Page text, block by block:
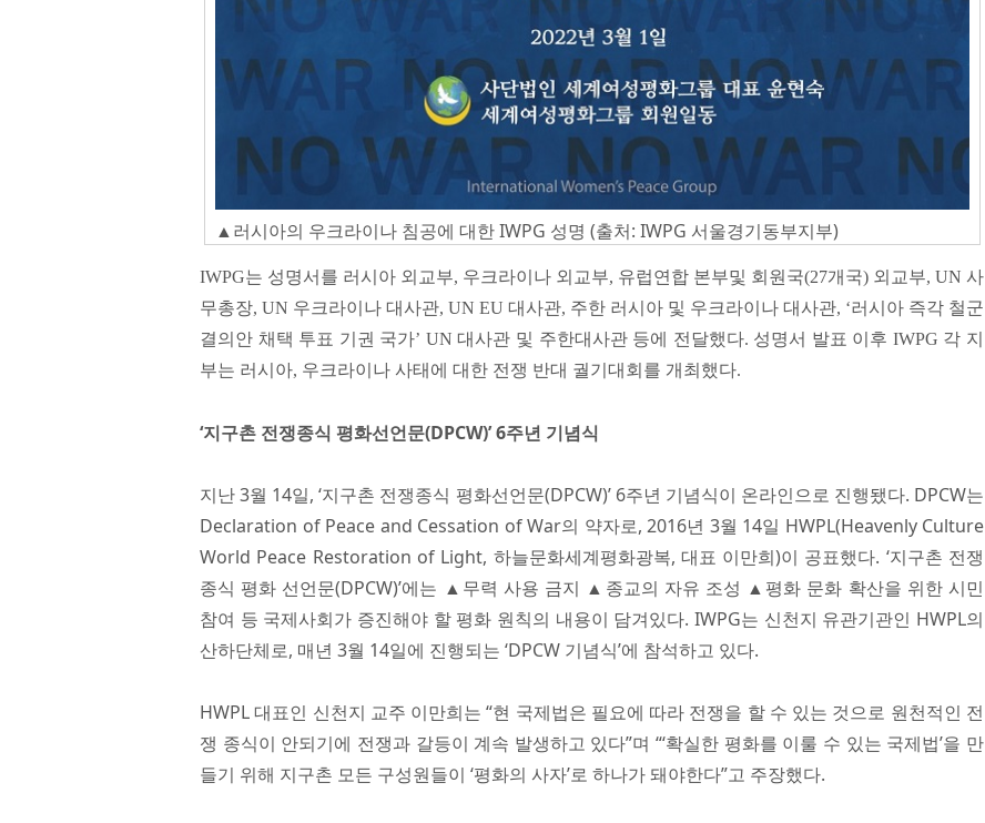
▲러시아의 우크라이나 침공에 대한 IWPG 성명 (출처: IWPG 서울경기동부지부)
IWPG는 성명서를 러시아 외교부, 우크라이나 외교부, 유럽연합 본부및 회원국(27개국) 외교부, UN 사
무총장, UN 우크라이나 대사관, UN EU 대사관, 주한 러시아 및 우크라이나 대사관, ‘러시아 즉각 철군
결의안 채택 투표 기권 국가’ UN 대사관 및 주한대사관 등에 전달했다. 성명서 발표 이후 IWPG 각 지
부는 러시아, 우크라이나 사태에 대한 전쟁 반대 궐기대회를 개최했다.
‘지구촌 전쟁종식 평화선언문(DPCW)’ 6주년 기념식
지난 3월 14일, ‘지구촌 전쟁종식 평화선언문(DPCW)’ 6주년 기념식이 온라인으로 진행됐다. DPCW는
Declaration of Peace and Cessation of War의 약자로, 2016년 3월 14일 HWPL(Heavenly Culture
World Peace Restoration of Light, 하늘문화세계평화광복, 대표 이만희)이 공표했다. ‘지구촌 전쟁
종식 평화 선언문(DPCW)’에는 ▲무력 사용 금지 ▲종교의 자유 조성 ▲평화 문화 확산을 위한 시민
참여 등 국제사회가 증진해야 할 평화 원칙의 내용이 담겨있다. IWPG는 신천지 유관기관인 HWPL의
산하단체로, 매년 3월 14일에 진행되는 ‘DPCW 기념식’에 참석하고 있다.
HWPL 대표인 신천지 교주 이만희는 “현 국제법은 필요에 따라 전쟁을 할 수 있는 것으로 원천적인 전
쟁 종식이 안되기에 전쟁과 갈등이 계속 발생하고 있다”며 “‘확실한 평화를 이룰 수 있는 국제법’을 만
들기 위해 지구촌 모든 구성원들이 ‘평화의 사자’로 하나가 돼야한다”고 주장했다.